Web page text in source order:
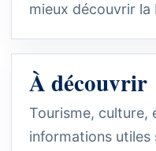
mieux découvrir la
À découvrir
Tourisme, culture,
informations utiles